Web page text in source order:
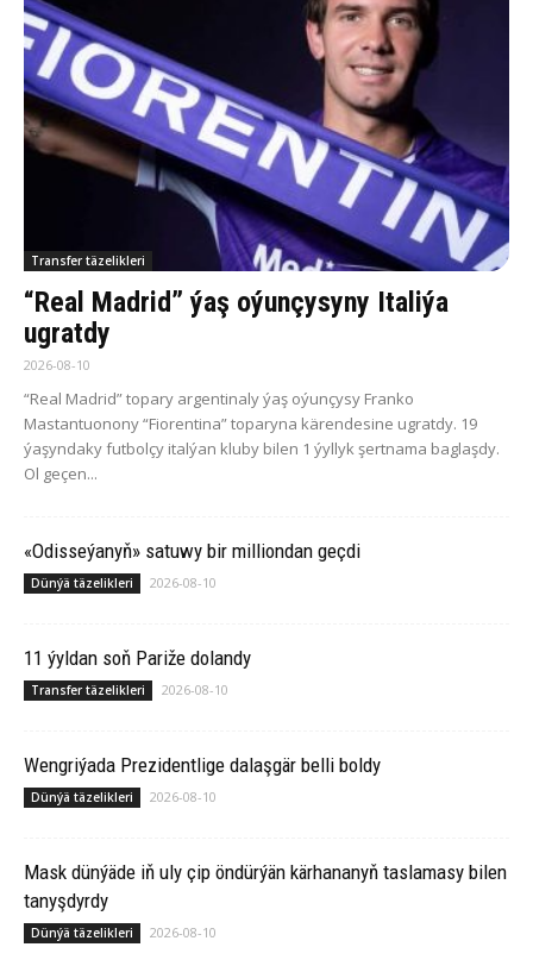
Transfer täzelikleri
“Real Madrid” ýaş oýunçysyny Italiýa
ugratdy
2026-08-10
“Real Madrid” topary argentinaly ýaş oýunçysy Franko
Mastantuonony “Fiorentina” toparyna kärendesine ugratdy. 19
ýaşyndaky futbolçy italýan kluby bilen 1 ýyllyk şertnama baglaşdy.
Ol geçen...
«Odisseýanyň» satuwy bir milliondan geçdi
Dünýä täzelikleri 2026-08-10
11 ýyldan soň Pariže dolandy
Transfer täzelikleri 2026-08-10
Wengriýada Prezidentlige dalaşgär belli boldy
Dünýä täzelikleri 2026-08-10
Mask dünýäde iň uly çip öndürýän kärhananyň taslamasy bilen
tanyşdyrdy
Dünýä täzelikleri 2026-08-10